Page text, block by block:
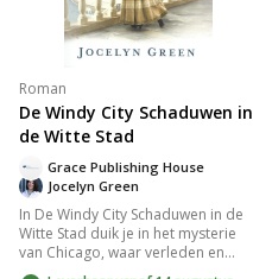
Roman
De Windy City Schaduwen in
de Witte Stad
Jocelyn Green
Grace Publishing House
In De Windy City Schaduwen in de
Witte Stad duik je in het mysterie
van Chicago, waar verleden en
heden samenkomen. De